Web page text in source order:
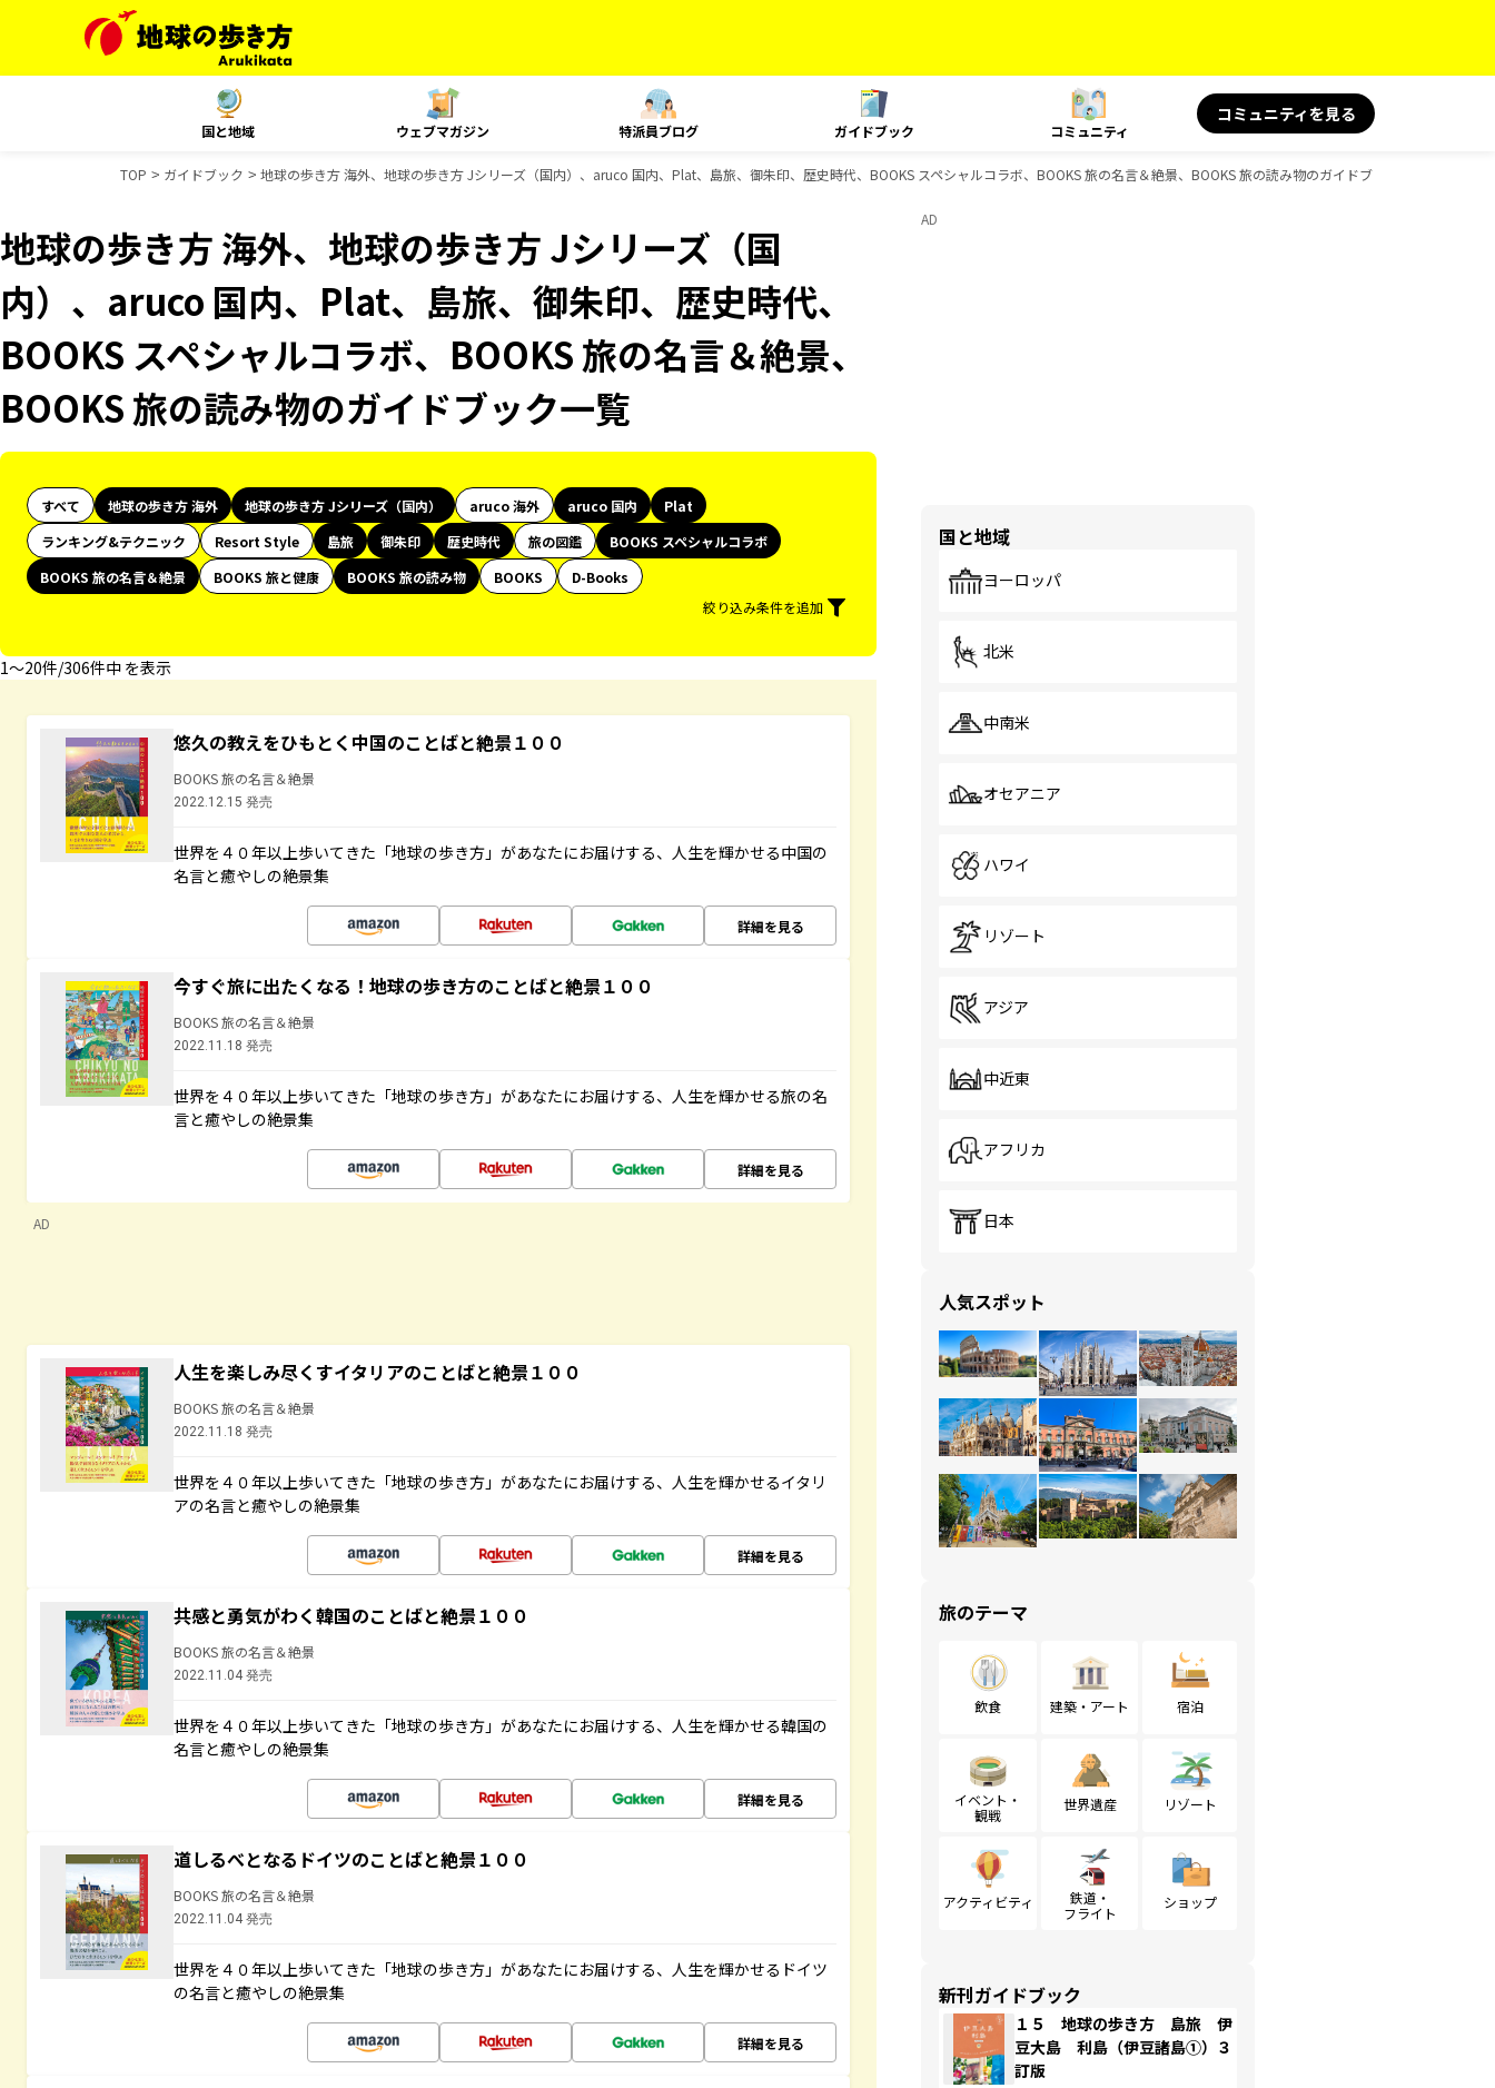
国と地域 ウェブマガジン 特派員ブログ ガイドブック コミュニティ
コミュニティを見る
TOP ガイドブック 地球の歩き方 海外、地球の歩き方 Jシリーズ（国内）、aruco 国内、Plat、島旅、御朱印、歴史時代、BOOKS スペシャルコラボ、BOOKS 旅の名言＆絶景、BOOKS 旅の読み物のガイドブック一覧
地球の歩き方 海外、地球の歩き方 Jシリーズ（国
内）、aruco 国内、Plat、島旅、御朱印、歴史時代、
BOOKS スペシャルコラボ、BOOKS 旅の名言＆絶景、
BOOKS 旅の読み物のガイドブック一覧
すべて 地球の歩き方 海外 地球の歩き方 Jシリーズ（国内） aruco 海外 aruco 国内
Plat
ランキング&テクニック
Resort Style 島旅 御朱印 歴史時代 旅の図鑑
BOOKS スペシャルコラボ
BOOKS 旅の名言＆絶景
BOOKS 旅と健康 BOOKS 旅の読み物 BOOKS
D-Books
絞り込み条件を追加
1〜20件/306件中 を表示
悠久の教えをひもとく中国のことばと絶景１００
BOOKS 旅の名言＆絶景
2022.12.15 発売
世界を４０年以上歩いてきた「地球の歩き方」があなたにお届けする、人生を輝かせる中国の
名言と癒やしの絶景集
詳細を見る
今すぐ旅に出たくなる！地球の歩き方のことばと絶景１００
BOOKS 旅の名言＆絶景
2022.11.18 発売
世界を４０年以上歩いてきた「地球の歩き方」があなたにお届けする、人生を輝かせる旅の名
言と癒やしの絶景集
詳細を見る
AD
人生を楽しみ尽くすイタリアのことばと絶景１００
BOOKS 旅の名言＆絶景
2022.11.18 発売
世界を４０年以上歩いてきた「地球の歩き方」があなたにお届けする、人生を輝かせるイタリ
アの名言と癒やしの絶景集
詳細を見る
共感と勇気がわく韓国のことばと絶景１００
BOOKS 旅の名言＆絶景
2022.11.04 発売
世界を４０年以上歩いてきた「地球の歩き方」があなたにお届けする、人生を輝かせる韓国の
名言と癒やしの絶景集
詳細を見る
道しるべとなるドイツのことばと絶景１００
BOOKS 旅の名言＆絶景
2022.11.04 発売
世界を４０年以上歩いてきた「地球の歩き方」があなたにお届けする、人生を輝かせるドイツ
の名言と癒やしの絶景集
詳細を見る
AD
国と地域
ヨーロッパ
北米
中南米
オセアニア
ハワイ
リゾート
アジア
中近東
アフリカ
日本
人気スポット
旅のテーマ
飲食 建築・アート 宿泊
イベント・
観戦
世界遺産 リゾート
アクティビティ
鉄道・
フライト
ショップ
新刊ガイドブック
１５ 地球の歩き方 島旅 伊
豆大島 利島（伊豆諸島①）３
訂版